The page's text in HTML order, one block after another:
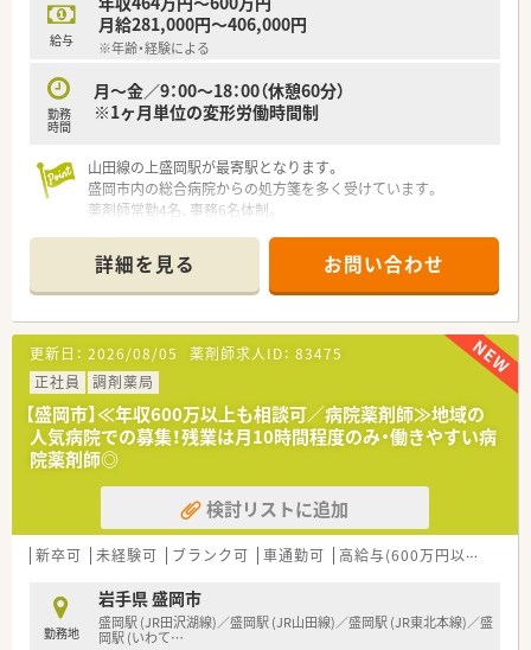
給与
月給281,000円～406,000円
※年齢・経験による
勤務
時間
月～金／9：00～18：00（休憩60分）
※1ヶ月単位の変形労働時間制
山田線の上盛岡駅が最寄駅となります。
盛岡市内の総合病院からの処方箋を多く受けています。
薬剤師常勤4名、事務6名体制。
なります。
≪薬局について≫
全国展開中・大手薬局でのお仕事です！
1人1人の能力を伸ばすために人材教育に力を入れている企業で
す。
早番・遅番制を導入しており残業が少なめが特徴の薬局です。土
日祝休みとなっており仕事とプライベートの両立を目指す方へ
オススメの求人です。
詳細を見る お問い合わせ
更新日： 2026/08/05 薬剤師求人ID： 83475
正社員
調剤薬局
【盛岡市】≪年収600万以上も相談可／病院薬剤師≫地域の
人気病院での募集！残業は月10時間程度のみ・働きやすい病
院薬剤師◎
検討リストに追加
新卒可 未経験可 ブランク可 車通勤可 高給与(600万円以上)
勤務地
岩手県 盛岡市
盛岡駅 (JR田沢湖線)／盛岡駅 (JR山田線)／盛岡駅 (JR東北本線)／盛
岡駅 (いわて…